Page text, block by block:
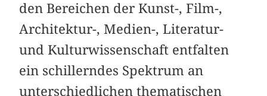
den Bereichen der Kunst-, Film-,
Architektur-, Medien-, Literatur-
und Kulturwissenschaft entfalten
ein schillerndes Spektrum an
unterschiedlichen thematischen